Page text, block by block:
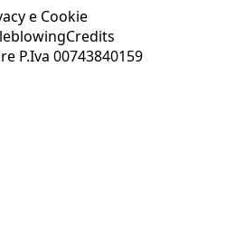
e Cookie
Credits
P.Iva 00743840159